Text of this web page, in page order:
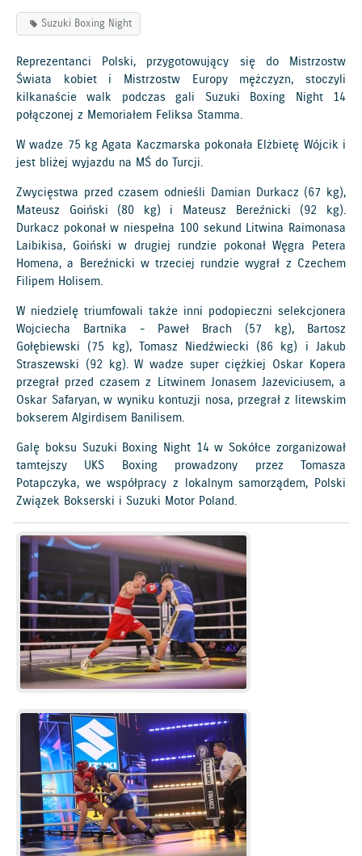
Suzuki Boxing Night
Reprezentanci Polski, przygotowujący się do Mistrzostw
Świata kobiet i Mistrzostw Europy mężczyzn, stoczyli
kilkanaście walk podczas gali Suzuki Boxing Night 14
połączonej z Memoriałem Feliksa Stamma.
W wadze 75 kg Agata Kaczmarska pokonała Elżbietę Wójcik i
jest bliżej wyjazdu na MŚ do Turcji.
Zwycięstwa przed czasem odnieśli Damian Durkacz (67 kg),
Mateusz Goiński (80 kg) i Mateusz Bereźnicki (92 kg).
Durkacz pokonał w niespełna 100 sekund Litwina Raimonasa
Laibikisa, Goiński w drugiej rundzie pokonał Węgra Petera
Homena, a Bereźnicki w trzeciej rundzie wygrał z Czechem
Filipem Holisem.
W niedzielę triumfowali także inni podopieczni selekcjonera
Wojciecha Bartnika - Paweł Brach (57 kg), Bartosz
Gołębiewski (75 kg), Tomasz Niedźwiecki (86 kg) i Jakub
Straszewski (92 kg). W wadze super ciężkiej Oskar Kopera
przegrał przed czasem z Litwinem Jonasem Jazeviciusem, a
Oskar Safaryan, w wyniku kontuzji nosa, przegrał z litewskim
bokserem Algirdisem Banilisem.
Galę boksu Suzuki Boxing Night 14 w Sokółce zorganizował
tamtejszy UKS Boxing prowadzony przez Tomasza
Potapczyka, we współpracy z lokalnym samorządem, Polski
Związek Bokserski i Suzuki Motor Poland.